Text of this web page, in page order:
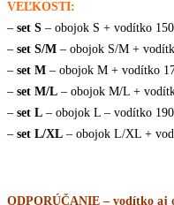
VEĽKOSTI:
– set S – obojok S + vodítko
– set S/M – obojok S/M +
– set M – obojok M + vodítko
– set M/L – obojok M/L +
– set L – obojok L – vodítko
– set L/XL – obojok L/XL +
ODPORÚČANIE – vodítko aj